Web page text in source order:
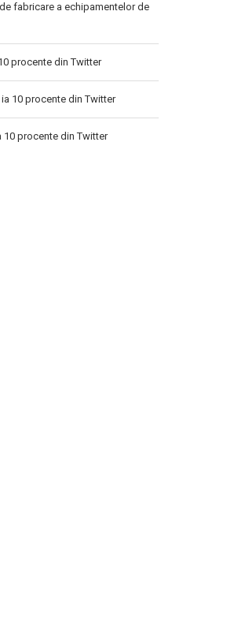
fabricare a echipamentelor de
procente din Twitter
ia 10 procente din Twitter
10 procente din Twitter